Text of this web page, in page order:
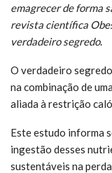
emagrecer de forma
revista científica
verdadeiro segredo.
O verdadeiro
na combinação de
aliada à restrição
Este estudo informa
ingestão desses
sustentáveis na